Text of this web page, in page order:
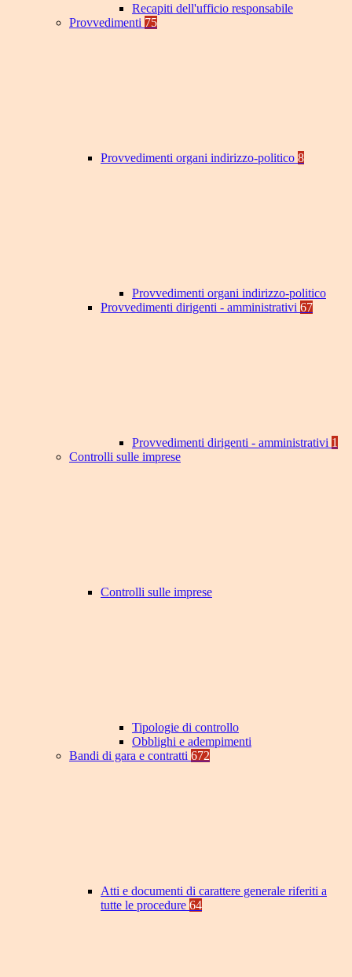
Recapiti dell'ufficio responsabile
Provvedimenti 75
Provvedimenti organi indirizzo-politico 8
Provvedimenti organi indirizzo-politico
Provvedimenti dirigenti - amministrativi 67
Provvedimenti dirigenti - amministrativi 1
Controlli sulle imprese
Controlli sulle imprese
Tipologie di controllo
Obblighi e adempimenti
Bandi di gara e contratti 672
Atti e documenti di carattere generale riferiti a
tutte le procedure 64